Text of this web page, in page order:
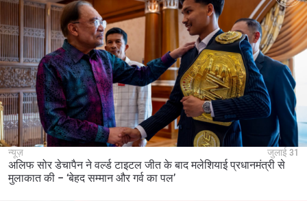
न्यूज़ जुलाई 31
अलिफ सोर डेचापैन ने वर्ल्ड टाइटल जीत के बाद मलेशियाई प्रधानमंत्री से
मुलाकात की – ‘बेहद सम्मान और गर्व का पल’